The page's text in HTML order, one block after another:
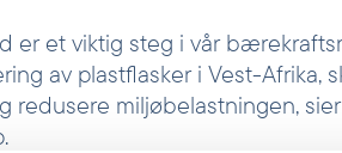
er et viktig steg i vår
av plastflasker i Vest-Afrika,
miljøbelastningen,